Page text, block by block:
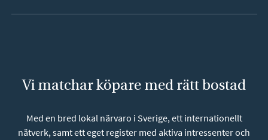
Vi matchar köpare med rätt bostad
Med en bred lokal närvaro i Sverige, ett internationellt
nätverk, samt ett eget register med aktiva intressenter och